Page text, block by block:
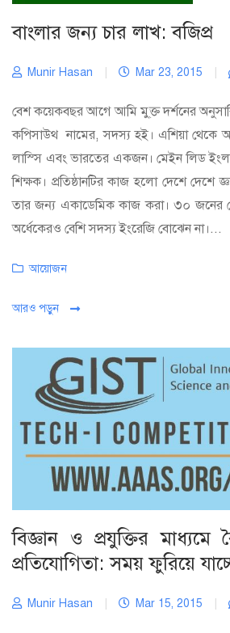
বাংলার জন্য চার লাখ: বজিপ্র
Munir Hasan Mar 23, 2015
বেশ কয়েকবছর আগে আমি মু্ক্ত দর্শনের
কপিসাউথ নামের, সদস্য হই। এশিয়া থেকে
লাস্সি এবং ভারতের একজন। মেইন লিড
শিক্ষক। প্রতিষ্ঠানটির কাজ হলো দেশে দেশে
তার জন্য একাডেমিক কাজ করা। ৩০ জনের
অর্ধেকেরও বেশি সদস্য ইংরেজি বোঝেন না।...
Categories
আয়োজন
আরও পড়ুন
বিজ্ঞান ও প্রযুক্তির মাধ্যমে
প্রতিযোগিতা: সময় ফুরিয়ে
Munir Hasan Mar 15, 2015